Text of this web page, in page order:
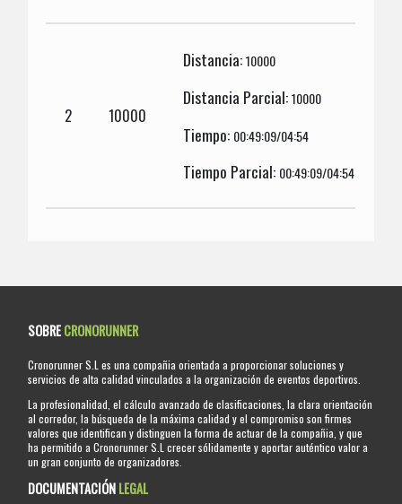
2 10000
Distancia:10000
Distancia Parcial:10000
Tiempo: 00:49:09/04:54
Tiempo Parcial: 00:49:09/04:54
SOBRECRONORUNNER
Cronorunner S.L es una compañia orientada a proporcionar soluciones y
servicios de alta calidad vinculados a la organización de eventos deportivos.
La profesionalidad, el cálculo avanzado de clasificaciones, la clara orientación
al corredor, la búsqueda de la máxima calidad y el compromiso son firmes
valores que identifican y distinguen la forma de actuar de la compañia, y que
ha permitido a Cronorunner S.L crecer sólidamente y aportar auténtico valor a
un gran conjunto de organizadores.
DOCUMENTACIÓNLEGAL